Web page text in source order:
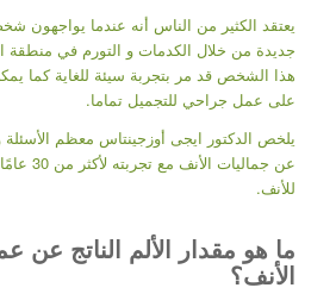
يعتقد الكثير من الناس أنه عندما يواجهون
جديدة من خلال الكدمات و التورم في منطقة
هذا الشخص قد مر بتجربة سيئة للغاية كما
على عمل جراحي للتجميل تماما.
يلخص الدكتور ايجى أوزجينتاس معظم الأسئلة
عن جماليات
للأنف.
ما هو مقدار الألم الناتج عن
الأنف؟